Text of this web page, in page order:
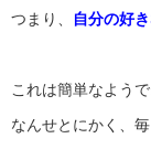
つまり、 自分の好
これは簡単なよう
なんせとにかく、